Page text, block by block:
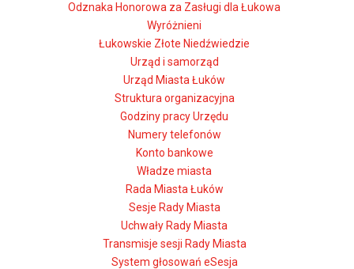
Odznaka Honorowa za Zasługi dla Łukowa
Wyróżnieni
Łukowskie Złote Niedźwiedzie
Urząd i samorząd
Urząd Miasta Łuków
Struktura organizacyjna
Godziny pracy Urzędu
Numery telefonów
Konto bankowe
Władze miasta
Rada Miasta Łuków
Sesje Rady Miasta
Uchwały Rady Miasta
Transmisje sesji Rady Miasta
System głosowań eSesja